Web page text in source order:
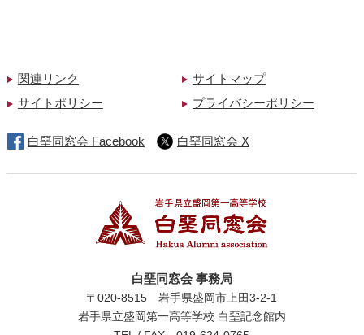
関連リンク
サイトマップ
サイトポリシー
プライバシーポリシー
白堊同窓会 Facebook 白堊同窓会 X
白堊同窓会 事務局
〒020-8515 岩手県盛岡市上田3-2-1
岩手県立盛岡第一高等学校 白堊記念館内